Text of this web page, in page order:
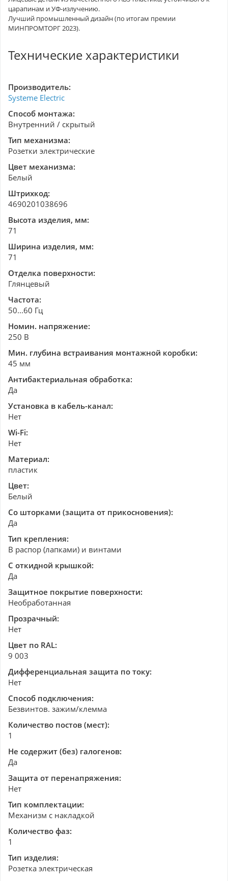
царапинам и УФ-излучению.
Лучший промышленный дизайн (по итогам премии
МИНПРОМТОРГ 2023).
Технические характеристики
Производитель:
Systeme Electric
Способ монтажа:
Внутренний / скрытый
Тип механизма:
Розетки электрические
Цвет механизма:
Белый
Штрихкод:
4690201038696
Высота изделия, мм:
71
Ширина изделия, мм:
71
Отделка поверхности:
Глянцевый
Частота:
50...60 Гц
Номин. напряжение:
250 В
Мин. глубина встраивания монтажной коробки:
45 мм
Антибактериальная обработка:
Да
Установка в кабель-канал:
Нет
Wi-Fi:
Нет
Материал:
пластик
Цвет:
Белый
Со шторками (защита от прикосновения):
Да
Тип крепления:
В распор (лапками) и винтами
С откидной крышкой:
Да
Защитное покрытие поверхности:
Необработанная
Прозрачный:
Нет
Цвет по RAL:
9 003
Дифференциальная защита по току:
Нет
Способ подключения:
Безвинтов. зажим/клемма
Количество постов (мест):
1
Не содержит (без) галогенов:
Да
Защита от перенапряжения:
Нет
Тип комплектации:
Механизм с накладкой
Количество фаз:
1
Тип изделия:
Розетка электрическая